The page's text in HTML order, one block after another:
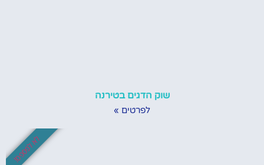
שוק הדגים בטירנה
לפרטים »
לא לפספס!